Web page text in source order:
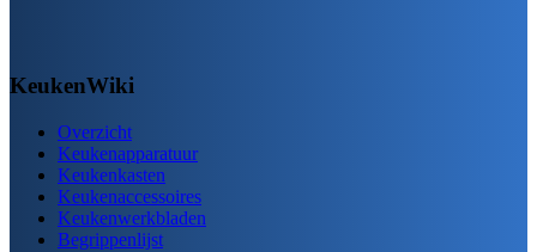
KeukenWiki
Overzicht
Keukenapparatuur
Keukenkasten
Keukenaccessoires
Keukenwerkbladen
Begrippenlijst